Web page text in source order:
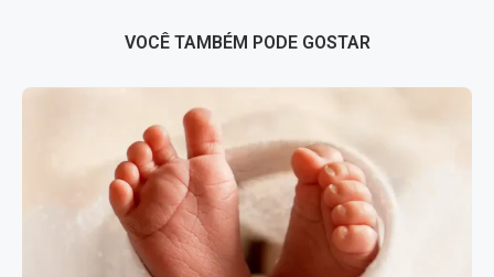
VOCÊ TAMBÉM PODE GOSTAR